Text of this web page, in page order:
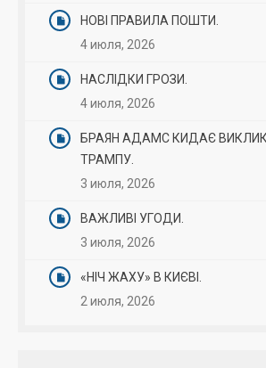
НОВІ ПРАВИЛА ПОШТИ.
4 июля, 2026
НАСЛІДКИ ГРОЗИ.
4 июля, 2026
БРАЯН АДАМС КИДАЄ
ТРАМПУ.
3 июля, 2026
ВАЖЛИВІ УГОДИ.
3 июля, 2026
«НІЧ ЖАХУ» В КИЄВІ.
2 июля, 2026